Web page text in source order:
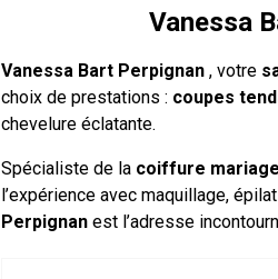
Vanessa
Vanessa Bart Perpignan , votre
choix de prestations : coupes
chevelure éclatante.
Spécialiste de la coiffure
l’expérience avec maquillage,
Perpignan est l’adresse